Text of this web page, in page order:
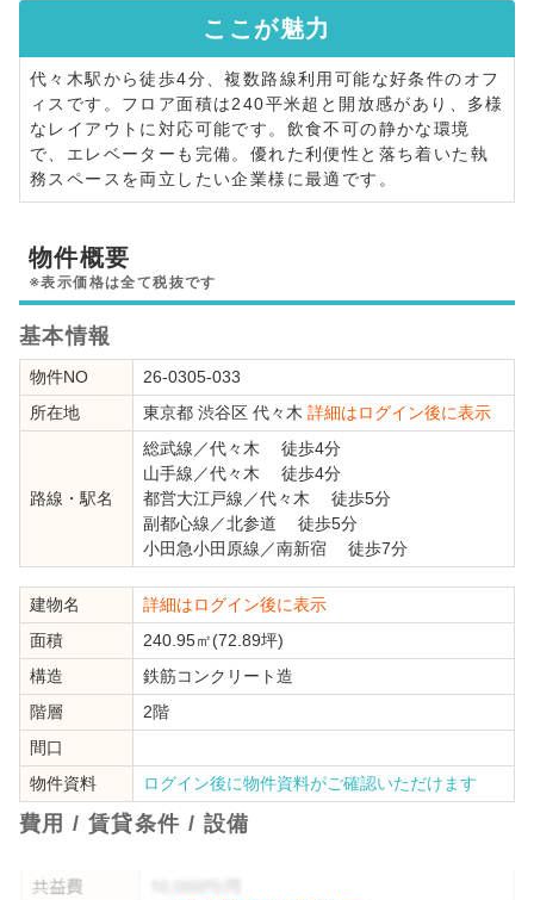
ここが魅力
代々木駅から徒歩4分、複数路線利用可能な好条件のオフ
ィスです。フロア面積は240平米超と開放感があり、多様
なレイアウトに対応可能です。飲食不可の静かな環境
で、エレベーターも完備。優れた利便性と落ち着いた執
務スペースを両立したい企業様に最適です。
物件概要
※表示価格は全て税抜です
基本情報
物件NO
26-0305-033
所在地
東京都 渋谷区 代々木 詳細はログイン後に表示
路線・駅名
総武線 ／代々木 徒歩4分
山手線 ／代々木 徒歩4分
都営大江戸線 ／代々木 徒歩5分
副都心線 ／北参道 徒歩5分
小田急小田原線 ／南新宿 徒歩7分
建物名
詳細はログイン後に表示
面積
240.95㎡(72.89坪)
構造
鉄筋コンクリート造
階層
2階
間口
物件資料
ログイン後に物件資料がご確認いただけます
費用 / 賃貸条件 / 設備